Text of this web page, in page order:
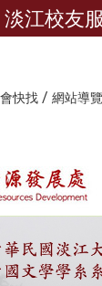
淡江校友
快找 / 網站導覽